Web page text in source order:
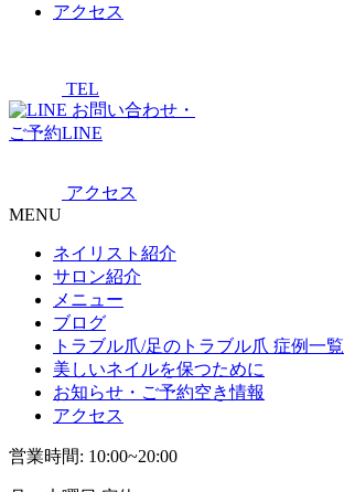
アクセス
TEL
お問い合わせ・
ご予約LINE
アクセス
MENU
ネイリスト紹介
サロン紹介
メニュー
ブログ
トラブル爪/足のトラブル爪 症例一覧
美しいネイルを保つために
お知らせ・ご予約空き情報
アクセス
営業時間: 10:00~20:00